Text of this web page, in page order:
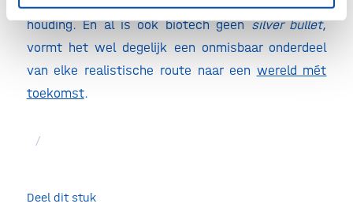
houding. En al is ook biotech geensilver bullet,
vormt het wel degelijk een onmisbaar onderdeel
van elke realistische route naar een wereld mét
toekomst.
/
Deel dit stuk